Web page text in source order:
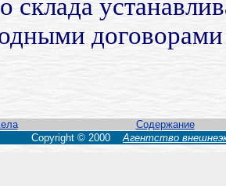
склада
договорами
Содержание
Copyright © 2000Агентство